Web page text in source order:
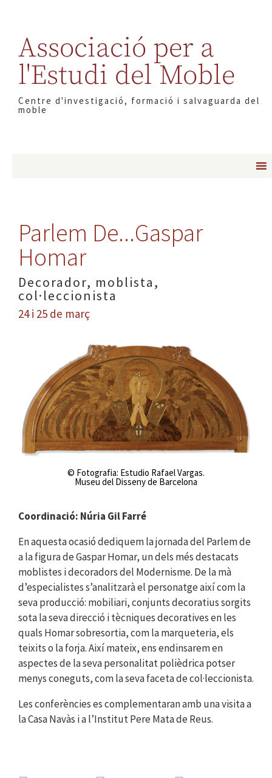
Associació per a
l'Estudi del Moble
Centre d'investigació, formació i salvaguarda del
moble
Parlem De...Gaspar
Homar
Decorador, moblista,
col·leccionista
24 i 25 de març
© Fotografia: Estudio Rafael Vargas.
Museu del Disseny de Barcelona
Coordinació: Núria Gil Farré
En aquesta ocasió dediquem la jornada del Parlem de
a la figura de Gaspar Homar, un dels més destacats
moblistes i decoradors del Modernisme. De la mà
d’especialistes s’analitzarà el personatge així com la
seva producció: mobiliari, conjunts decoratius sorgits
sota la seva direcció i tècniques decoratives en les
quals Homar sobresortia, com la marqueteria, els
teixits o la forja. Així mateix, ens endinsarem en
aspectes de la seva personalitat polièdrica potser
menys coneguts, com la seva faceta de col·leccionista.
Les conferències es complementaran amb una visita a
la Casa Navàs i a l’Institut Pere Mata de Reus.